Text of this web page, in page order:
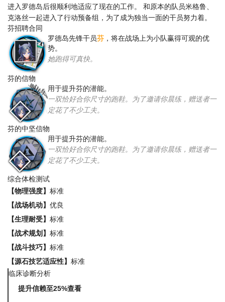
进入罗德岛后很顺利地适应了现在的工作。 和原本的队员米格鲁、
克洛丝一起进入了行动预备组，为了成为独当一面的干员努力着。
芬招聘合同
罗德岛先锋干员芬 ，将在战场上为小队赢得可观的优
势。
她跑得可真快。
芬的信物
用于提升芬的潜能。
一双恰好合你尺寸的跑鞋。为了邀请你晨练，赠送者一
定花了不少工夫。
芬的中坚信物
用于提升芬的潜能。
一双恰好合你尺寸的跑鞋。为了邀请你晨练，赠送者一
定花了不少工夫。
综合体检测试
【物理强度】 标准
【战场机动】 优良
【生理耐受】 标准
【战术规划】 标准
【战斗技巧】 标准
【源石技艺适应性】 标准
临床诊断分析
提升信赖至25%查看